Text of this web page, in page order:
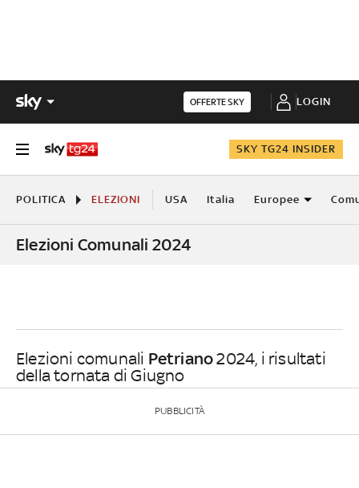
OFFERTE SKY LOGIN
SKY TG24 INSIDER
POLITICA ELEZIONI USA Italia Europee
Elezioni Comunali 2024
Elezioni comunali Petriano2024, i risultati
della tornata di Giugno
PUBBLICITÀ